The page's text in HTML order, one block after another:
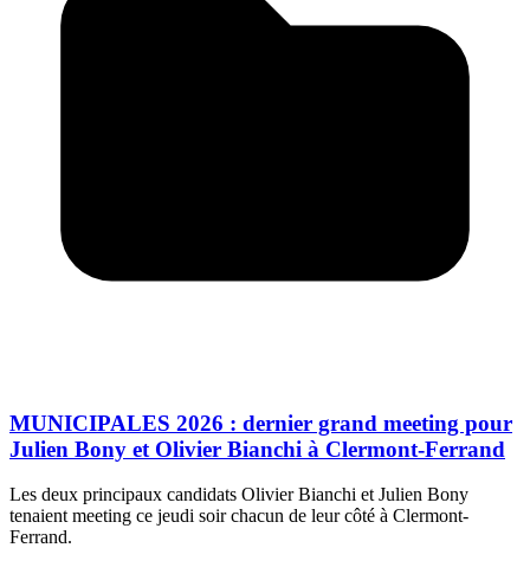
MUNICIPALES 2026 : dernier grand meeting pour
Julien Bony et Olivier Bianchi à Clermont-Ferrand
Les deux principaux candidats Olivier Bianchi et Julien Bony
tenaient meeting ce jeudi soir chacun de leur côté à Clermont-
Ferrand.